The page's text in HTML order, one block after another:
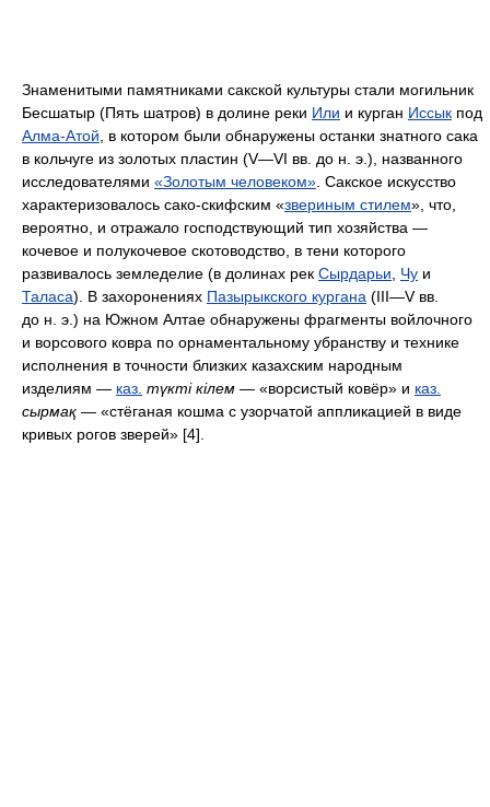
Знаменитыми памятниками сакской культуры стали могильник
Бесшатыр (Пять шатров) в долине реки Или и курган Иссык под
Алма-Атой , в котором были обнаружены останки знатного сака
в кольчуге из золотых пластин (V—VI вв. до н. э.), названного
исследователями «Золотым человеком» . Сакское искусство
характеризовалось сако-скифским «звериным стилем», что,
вероятно, и отражало господствующий тип хозяйства —
кочевое и полукочевое скотоводство, в тени которого
развивалось земледелие (в долинах рек Сырдарьи Чу и
Таласа). В захоронениях Пазырыкского кургана (III—V вв.
до н. э.) на Южном Алтае обнаружены фрагменты войлочного
и ворсового ковра по орнаментальному убранству и технике
исполнения в точности близких казахским народным
изделиям — каз. түкті кілем — «ворсистый ковёр» и каз.
сырмақ — «стёганая кошма с узорчатой аппликацией в виде
кривых рогов зверей» [4].